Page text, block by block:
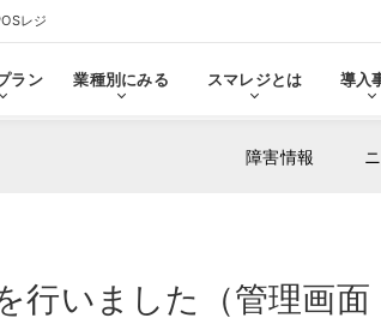
レジ
拡張機能・
ラン 業種別にみる スマレジとは 導入
障害情報
行いました（管理画面